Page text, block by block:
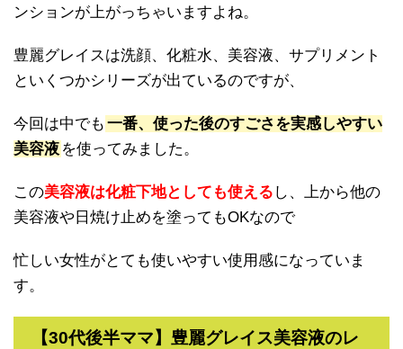
ンションが上がっちゃいますよね。
豊麗グレイスは洗顔、化粧水、美容液、サプリメント
といくつかシリーズが出ているのですが、
今回は中でも 一番、使った後のすごさを実感しやすい
美容液 を使ってみました。
この美容液は化粧下地としても使える し、上から他の
美容液や日焼け止めを塗ってもOKなので
忙しい女性がとても使いやすい使用感になっていま
す。
【30代後半ママ】豊麗グレイス美容液のレ